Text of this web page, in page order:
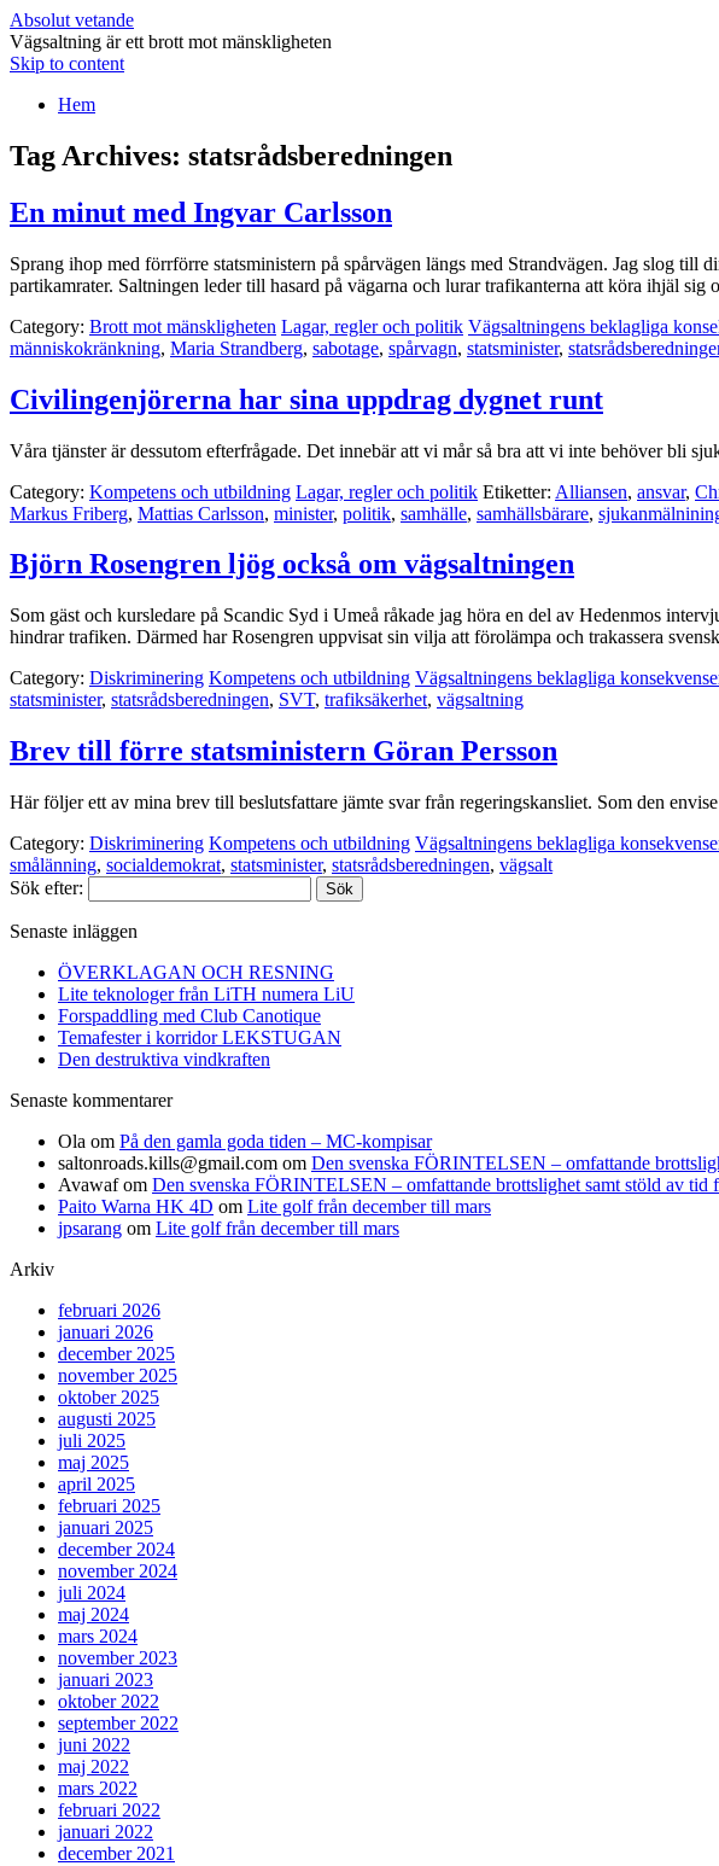
Absolut vetande
Vägsaltning är ett brott mot mänskligheten
Skip to content
Hem
Tag Archives: statsrådsberedningen
En minut med Ingvar Carlsson
Sprang ihop med förrförre statsministern på spårvägen längs med Strandvägen. Jag slog
partikamrater. Saltningen leder till hasard på vägarna och lurar trafikanterna att köra ihjäl
Category: Brott mot mänskligheten Lagar, regler och politik Vägsaltningens beklagliga
människokränkning, Maria Strandberg, sabotage, spårvagn, statsminister,
Civilingenjörerna har sina uppdrag dygnet runt
Våra tjänster är dessutom efterfrågade. Det innebär att vi mår så bra att vi inte behöver bli
Category: Kompetens och utbildning Lagar, regler och politik Etiketter: Alliansen, ansvar,
Markus Friberg, Mattias Carlsson, minister, politik, samhälle, samhällsbärare,
Björn Rosengren ljög också om vägsaltningen
Som gäst och kursledare på Scandic Syd i Umeå råkade jag höra en del av Hedenmos
hindrar trafiken. Därmed har Rosengren uppvisat sin vilja att förolämpa och trakassera
Category: Diskriminering Kompetens och utbildning Vägsaltningens beklagliga
statsminister, statsrådsberedningen, SVT, trafiksäkerhet, vägsaltning
Brev till förre statsministern Göran Persson
Här följer ett av mina brev till beslutsfattare jämte svar från regeringskansliet. Som den
Category: Diskriminering Kompetens och utbildning Vägsaltningens beklagliga
smålänning, socialdemokrat, statsminister, statsrådsberedningen, vägsalt
Sök efter:
Senaste inläggen
ÖVERKLAGAN OCH RESNING
Lite teknologer från LiTH numera LiU
Forspaddling med Club Canotique
Temafester i korridor LEKSTUGAN
Den destruktiva vindkraften
Senaste kommentarer
Ola om På den gamla goda tiden – MC-kompisar
saltonroads.kills@gmail.com om Den svenska FÖRINTELSEN – omfattande
Avawafom Den svenska FÖRINTELSEN – omfattande brottslighet samt stöld av tid
Paito Warna HK 4D om Lite golf från december till mars
jpsarang om Lite golf från december till mars
Arkiv
februari 2026
januari 2026
december 2025
november 2025
oktober 2025
augusti 2025
juli 2025
maj 2025
april 2025
februari 2025
januari 2025
december 2024
november 2024
juli 2024
maj 2024
mars 2024
november 2023
januari 2023
oktober 2022
september 2022
juni 2022
maj 2022
mars 2022
februari 2022
januari 2022
december 2021